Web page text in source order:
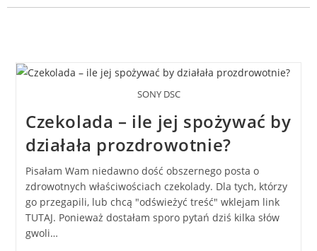
SONY DSC
Czekolada – ile jej spożywać by
działała prozdrowotnie?
Pisałam Wam niedawno dość obszernego posta o
zdrowotnych właściwościach czekolady. Dla tych, którzy
go przegapili, lub chcą "odświeżyć treść" wklejam link
TUTAJ. Ponieważ dostałam sporo pytań dziś kilka słów
gwoli…